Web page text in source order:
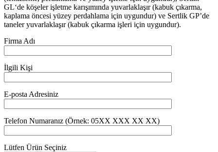
GL‘de köşeler işletme karışımında yuvarlaklaşır (kabuk çıkarma,
kaplama öncesi yüzey perdahlama için uygundur) ve Sertlik GP’de
taneler yuvarlaklaşır (kabuk çıkarma işleri için uygundur).
Firma Adı
İlgili Kişi
E-posta Adresiniz
Telefon Numaranız (Örnek: 05XX XXX XX XX)
Lütfen Ürün Seçiniz